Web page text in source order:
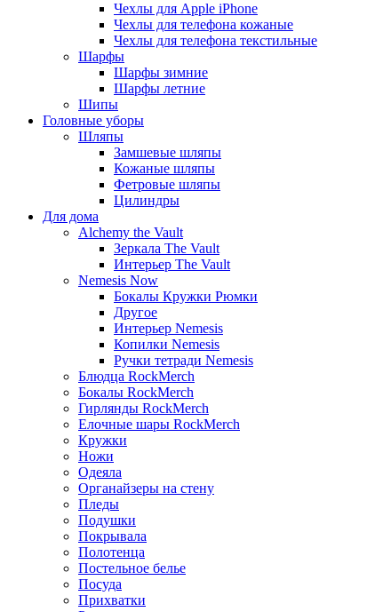
Чехлы для Apple iPhone
Чехлы для телефона кожаные
Чехлы для телефона текстильные
Шарфы
Шарфы зимние
Шарфы летние
Шипы
Головные уборы
Шляпы
Замшевые шляпы
Кожаные шляпы
Фетровые шляпы
Цилиндры
Для дома
Alchemy the Vault
Зеркала The Vault
Интерьер The Vault
Nemesis Now
Бокалы Кружки Рюмки
Другое
Интерьер Nemesis
Копилки Nemesis
Ручки тетради Nemesis
Блюдца RockMerch
Бокалы RockMerch
Гирлянды RockMerch
Елочные шары RockMerch
Кружки
Ножи
Одеяла
Органайзеры на стену
Пледы
Подушки
Покрывала
Полотенца
Постельное белье
Посуда
Прихватки